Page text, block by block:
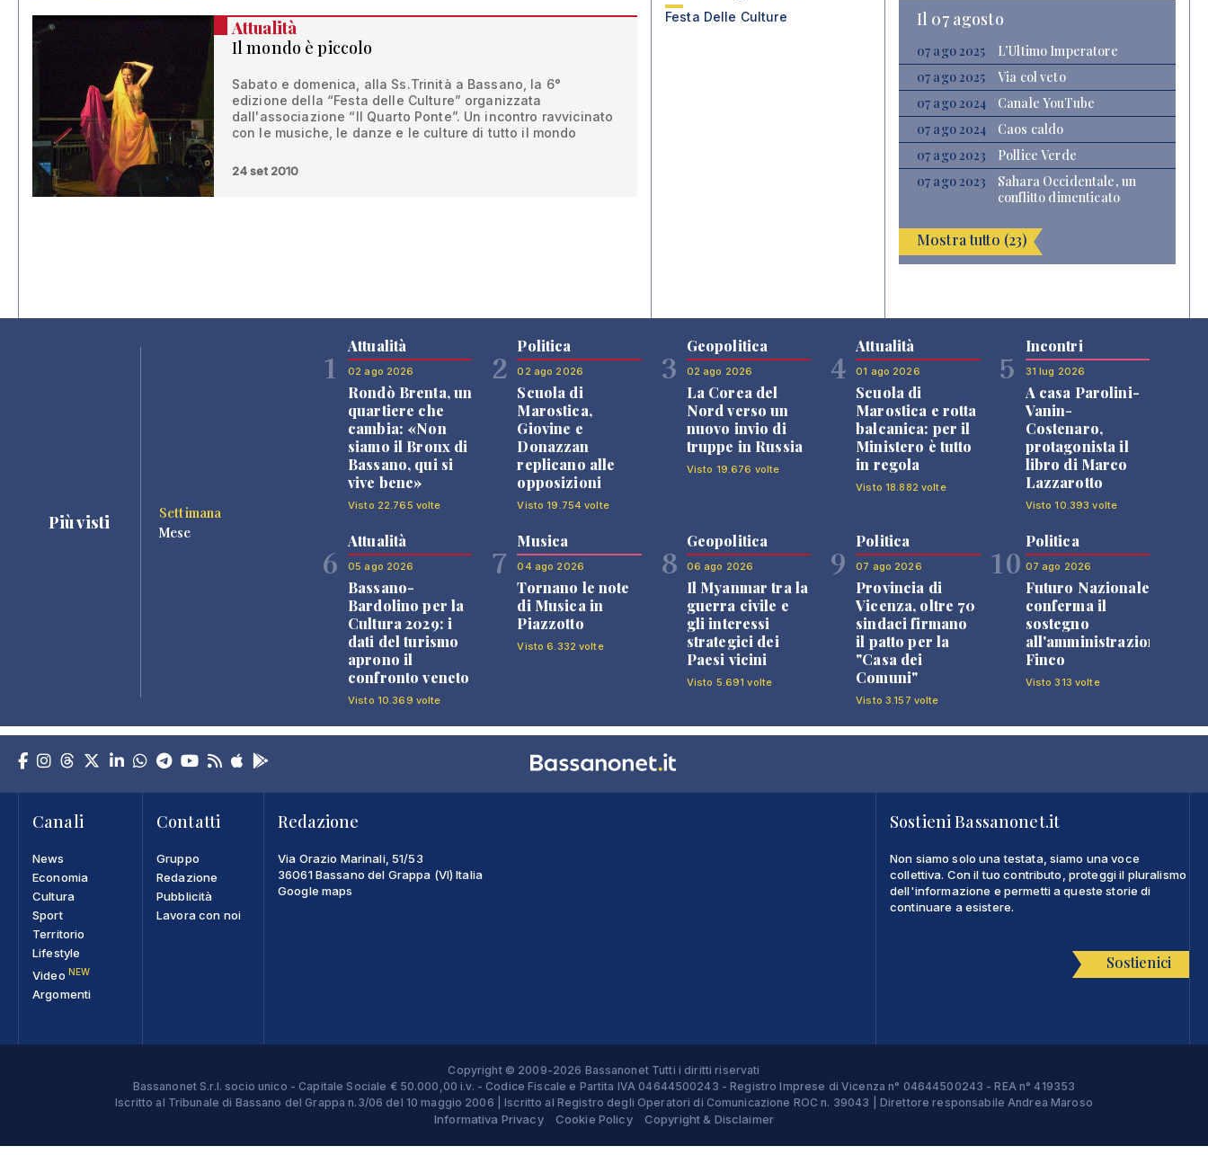
Attualità
Il mondo è piccolo
Sabato e domenica, alla Ss.Trinità a Bassano, la 6°
edizione della “Festa delle Culture” organizzata
dall'associazione “Il Quarto Ponte”. Un incontro ravvicinato
con le musiche, le danze e le culture di tutto il mondo
24 set 2010
Festa Delle Culture
Il 07 agosto
07 ago 2025
L’Ultimo Imperatore
07 ago 2025
Via col veto
07 ago 2024
Canale YouTube
07 ago 2024
Caos caldo
07 ago 2023
Pollice Verde
07 ago 2023
Sahara Occidentale, un
conflitto dimenticato
Mostra tutto (23)
Più visti
Settimana
Mese
1
Attualità
02 ago 2026
Rondò Brenta, un
quartiere che
cambia: «Non
siamo il Bronx di
Bassano, qui si
vive bene»
Visto 22.765 volte
2
Politica
02 ago 2026
Scuola di
Marostica,
Giovine e
Donazzan
replicano alle
opposizioni
Visto 19.754 volte
3
Geopolitica
02 ago 2026
La Corea del
Nord verso un
nuovo invio di
truppe in Russia
Visto 19.676 volte
4
Attualità
01 ago 2026
Scuola di
Marostica e rotta
balcanica: per il
Ministero è tutto
in regola
Visto 18.882 volte
5
Incontri
31 lug 2026
A casa Parolini-
Vanin-
Costenaro,
protagonista il
libro di Marco
Lazzarotto
Visto 10.393 volte
6
Attualità
05 ago 2026
Bassano-
Bardolino per la
Cultura 2029: i
dati del turismo
aprono il
confronto veneto
Visto 10.369 volte
7
Musica
04 ago 2026
Tornano le note
di Musica in
Piazzotto
Visto 6.332 volte
8
Geopolitica
06 ago 2026
Il Myanmar tra la
guerra civile e
gli interessi
strategici dei
Paesi vicini
Visto 5.691 volte
9
Politica
07 ago 2026
Provincia di
Vicenza, oltre 70
sindaci firmano
il patto per la
"Casa dei
Comuni"
Visto 3.157 volte
10
Politica
07 ago 2026
Futuro Nazionale
conferma il
sostegno
all'amministrazione
Finco
Visto 313 volte
Canali
News
Economia
Cultura
Sport
Territorio
Lifestyle
Video NEW
Argomenti
Contatti
Gruppo
Redazione
Pubblicità
Lavora con noi
Redazione
Via Orazio Marinali, 51/53
36061 Bassano del Grappa (VI) Italia
Google maps
Sostieni Bassanonet.it
Non siamo solo una testata, siamo una voce
collettiva. Con il tuo contributo, proteggi il pluralismo
dell'informazione e permetti a queste storie di
continuare a esistere.
Sostienici
Copyright © 2009-2026 Bassanonet Tutti i diritti riservati
Bassanonet S.r.l. socio unico - Capitale Sociale € 50.000,00 i.v. - Codice Fiscale e Partita IVA 04644500243 - Registro Imprese di Vicenza n° 04644500243 - REA n° 419353
Iscritto al Tribunale di Bassano del Grappa n.3/06 del 10 maggio 2006 | Iscritto al Registro degli Operatori di Comunicazione ROC n. 39043 | Direttore responsabile Andrea Maroso
Informativa Privacy Cookie Policy Copyright & Disclaimer